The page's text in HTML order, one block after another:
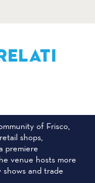
of Frisco,
shops,
premiere
venue hosts more
shows and trade